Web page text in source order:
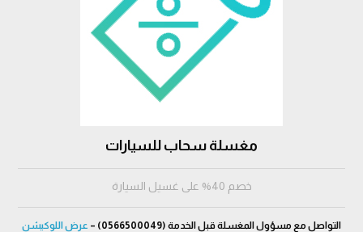
مغسلة سحاب للسيارات
خصم 40% على غسيل السيارة
التواصل مع مسؤول المغسلة قبل الخدمة (0566500049) – عرض اللوكيشن